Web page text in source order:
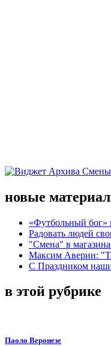
новые
«Футбольный бог»
Радовать людей
"Смена" в
Максим Аверин:
С Праздником
в этой рубрике
Паоло Веронезе